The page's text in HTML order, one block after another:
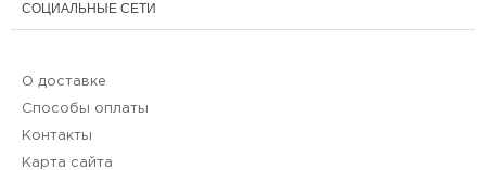
СОЦИАЛЬНЫЕ СЕТИ
О доставке
Способы оплаты
Контакты
Карта сайта